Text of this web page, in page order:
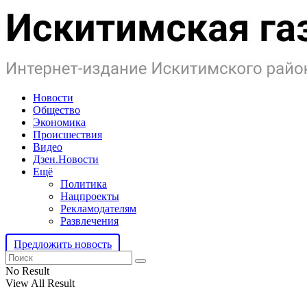
Новости
Общество
Экономика
Происшествия
Видео
Дзен.Новости
Ещё
Политика
Нацпроекты
Рекламодателям
Развлечения
Предложить новость
No Result
View All Result